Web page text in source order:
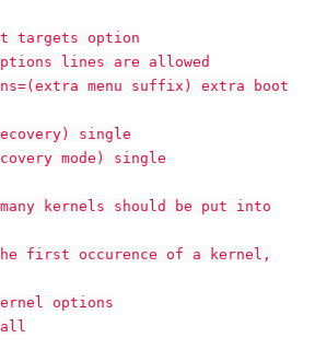
targets option
lines are allowed
menu suffix) extra boot
single
mode) single
kernels should be put into
first occurence of a kernel,
options